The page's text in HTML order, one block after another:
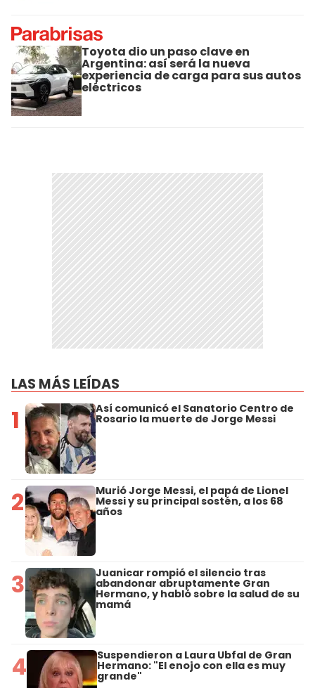
Toyota dio un paso clave en
Argentina: así será la nueva
experiencia de carga para sus autos
eléctricos
LAS MÁS LEÍDAS
1 Así comunicó el Sanatorio Centro de
Rosario la muerte de Jorge Messi
2 Murió Jorge Messi, el papá de Lionel
Messi y su principal sostén, a los 68
años
3 Juanicar rompió el silencio tras
abandonar abruptamente Gran
Hermano, y habló sobre la salud de su
mamá
4 Suspendieron a Laura Ubfal de Gran
Hermano: "El enojo con ella es muy
grande"